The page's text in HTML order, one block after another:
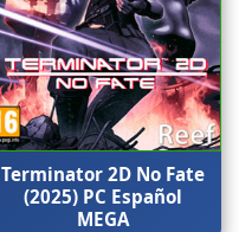
Terminator 2D No Fate
(2025) PC Español
MEGA